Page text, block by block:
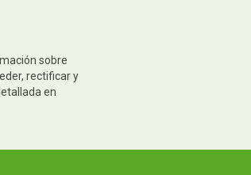
sobre
rectificar y
en